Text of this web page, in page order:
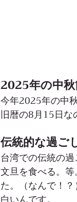
2025年の中
今年2025年の中
旧暦の8月15日な
伝統的な過ご
台湾での伝統の
文旦を食べる。
た。（なんで！